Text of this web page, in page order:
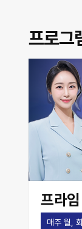
프로그
프라
매주 월,